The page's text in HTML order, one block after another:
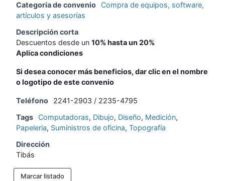
Categoría de convenio Compra de equipos, software,
artículos y asesorías
Descripción corta
Descuentos desde un 10% hasta un 20%
Aplica condiciones
Si desea conocer más beneficios, dar clic en el nombre
o logotipo de este convenio
Teléfono
2241-2903 / 2235-4795
Tags Computadoras, Dibujo, Diseño, Medición,
Papeleria, Suministros de oficina, Topografía
Dirección
Tibás
Marcar listado